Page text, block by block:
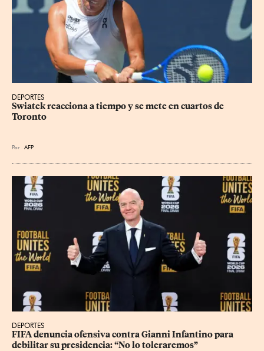
DEPORTES
Swiatek reacciona a tiempo y se mete en cuartos de
Toronto
Por AFP
DEPORTES
FIFA denuncia ofensiva contra Gianni Infantino para
debilitar su presidencia: “No lo toleraremos”